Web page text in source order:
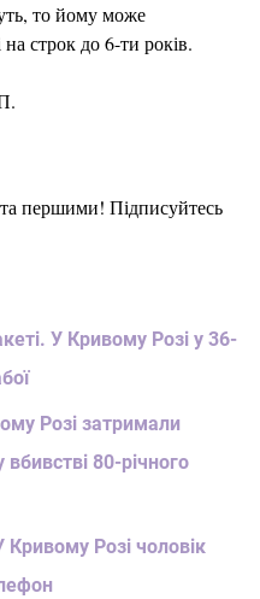
то йому може
строк до 6-ти років.
першими! Підписуйтесь
У Кривому Розі у 36-
Розі затримали
80-річного
Кривому Розі чоловік